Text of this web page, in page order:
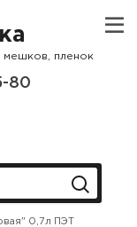
мешков, пленок
80
0,7л ПЭТ